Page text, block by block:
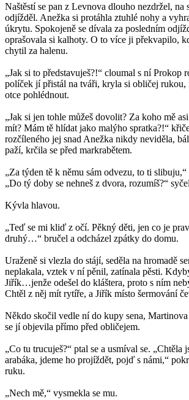
Naštěstí se pan z Levnova dlouho nezdržel, na
odjížděl. Anežka si protáhla ztuhlé nohy a
úkrytu. Spokojeně se dívala za posledním
oprašovala si kalhoty. O to více ji překvapilo,
chytil za halenu.
„Jak si to představuješ?!“ cloumal s ní Prokop
políček jí přistál na tváři, kryla si obličej rukou,
otce pohlédnout.
„Jak si jen tohle můžeš dovolit? Za koho mě
mít? Mám tě hlídat jako malýho spratka?!“
rozčíleného jej snad Anežka nikdy neviděla,
paží, krčila se před markrabětem.
„Za týden tě k němu sám odvezu, to ti
„Do tý doby se nehneš z dvora, rozumíš?“
Kývla hlavou.
„Teď se mi kliď z očí. Pěkný děti, jen co je
druhý…“ bručel a odcházel zpátky do domu.
Uraženě si vlezla do stájí, seděla na hromadě
neplakala, vztek v ní pěnil, zatínala pěsti.
Jiřík…jenže odešel do kláštera, proto s ním
Chtěl z něj mít rytíře, a Jiřík místo šermování
Někdo skočil vedle ní do kupy sena,
se jí objevila přímo před obličejem.
„Co tu trucuješ?“ ptal se a usmíval se. „Chtěla
arabáka, jdeme ho projíždět, pojď s námi,“
ruku.
„Nech mě,“ vysmekla se mu.